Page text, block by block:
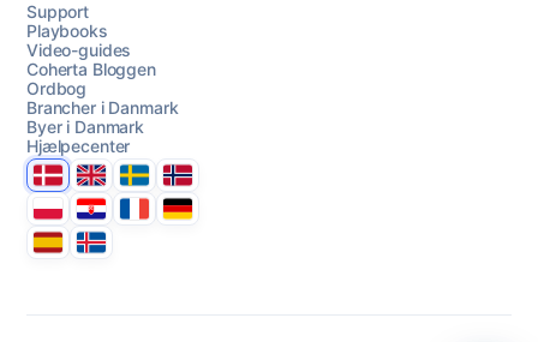
Support
Playbooks
Video-guides
Coherta Bloggen
Ordbog
Brancher i Danmark
Byer i Danmark
Hjælpecenter
DanmarkUnited Kingdom
SverigeNorge
PolskaHrvatskaFranceDeutschland
EspanaÍsland